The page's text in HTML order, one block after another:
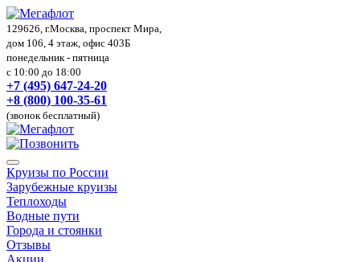
129626, г.Москва, проспект Мира,
дом 106, 4 этаж, офис 403Б
понедельник - пятница
с 10:00 до 18:00
+7 (495) 647-24-20
+8 (800) 100-35-61
(звонок бесплатный)
Круизы по России
Зарубежные круизы
Теплоходы
Водные пути
Города и стоянки
Отзывы
Акции